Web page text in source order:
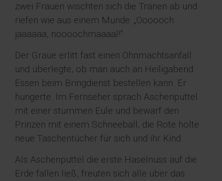
zwei Frauen wischten sich die Tränen ab und
riefen wie aus einem Munde: „Oooooch
jaaaaaa, noooochmaaaal!“
Der Graue erlitt fast einen Ohnmachtsanfall
und überlegte, ob man auch an Heiligabend
Essen beim Bringdienst bestellen kann. Er
hungerte. Im Fernseher sprach Aschenputtel
mit einer stummen Eule und bewarf den
Prinzen mit einem Schneeball, die Rote holte
neue Taschentücher für sich und ihr Kind.
Als Aschenputtel die erste Haselnuss auf die
Erde fallen ließ, freuten sich alle über das